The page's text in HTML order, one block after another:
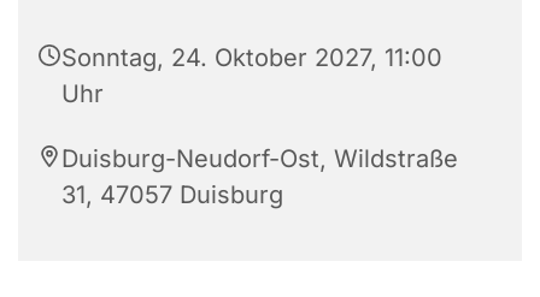
Sonntag, 24. Oktober 2027, 11:00
Uhr
Duisburg-Neudorf-Ost, Wildstraße
31, 47057 Duisburg